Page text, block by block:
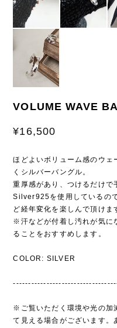
VOLUME WAVE
¥16,500
ほどよいボリューム感のウェ
くシルバーバングル。
重厚感があり、つけるだけで
Silver925を使用しているの
ど経年変化を楽しんで頂けま
※汗などが付着し汚れが気に
ることをおすすめします。
COLOR: SILVER
※ご覧いただく環境や光の加
て見える場合がございます。